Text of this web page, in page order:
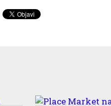
Kvatrić – Nije